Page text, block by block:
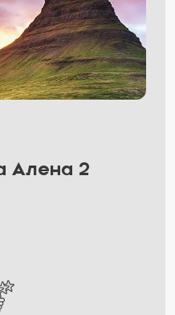
Алена 2